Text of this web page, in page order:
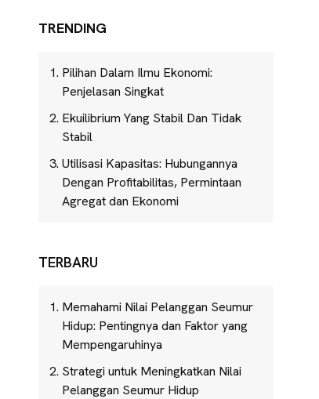
TRENDING
Pilihan Dalam Ilmu Ekonomi:
Penjelasan Singkat
Ekuilibrium Yang Stabil Dan Tidak
Stabil
Utilisasi Kapasitas: Hubungannya
Dengan Profitabilitas, Permintaan
Agregat dan Ekonomi
TERBARU
Memahami Nilai Pelanggan Seumur
Hidup: Pentingnya dan Faktor yang
Mempengaruhinya
Strategi untuk Meningkatkan Nilai
Pelanggan Seumur Hidup